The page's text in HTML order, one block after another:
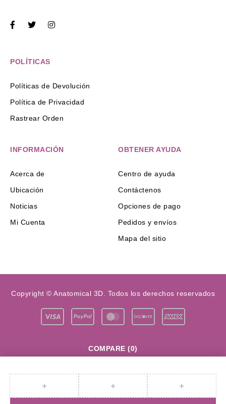
POLÍTICAS
Políticas de Devolución
Política de Privacidad
Rastrear Orden
INFORMACIÓN
Acerca de
Ubicación
Noticias
Mi Cuenta
OBTENER AYUDA
Centro de ayuda
Contáctenos
Opciones de pago
Pedidos y envíos
Mapa del sitio
Copyright © Anatomical 3D. Todos los derechos reservados
COMPARE (0)